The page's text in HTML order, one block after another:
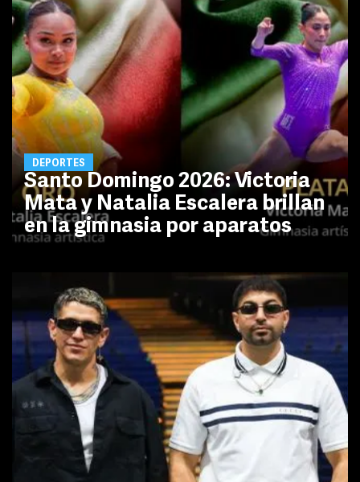
DEPORTES
Santo Domingo 2026: Victoria
Mata y Natalia Escalera brillan
en la gimnasia por aparatos